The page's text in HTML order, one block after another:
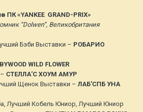
«YANKEE GRAND-PRIX»
“Dolwen”, Великобритания
Бэби Выставки – РОБАРИО
WILD FLOWER
СТЕЛЛА’С ХОУМ АМУР
Щенок Выставки – ЛАБ'СПБ УНА
Лучший Кобель Юниор, Лучший Юниор